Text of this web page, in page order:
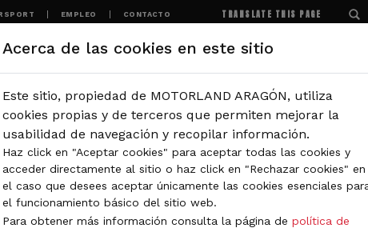
EMPLEO CONTACTO TRANSLATE THIS PAGE
DE MOTORLAND
Acerca de las cookies en este sitio
Este sitio, propiedad de MOTORLAND ARAGÓN, utiliza
cookies propias y de terceros que permiten mejorar la
usabilidad de navegación y recopilar información.
Haz click en "Aceptar cookies" para aceptar todas las cookies y
acceder directamente al sitio o haz click en "Rechazar cookies" en
el caso que desees aceptar únicamente las cookies esenciales
el funcionamiento básico del sitio web.
Para obtener más información consulta la página de política de